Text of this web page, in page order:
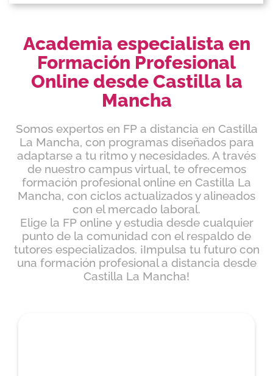
Academia especialista en
Formación Profesional
Online desde Castilla la
Mancha
Somos expertos en FP a distancia en Castilla
La Mancha, con programas diseñados para
adaptarse a tu ritmo y necesidades. A través
de nuestro campus virtual, te ofrecemos
formación profesional online en Castilla La
Mancha, con ciclos actualizados y alineados
con el mercado laboral.
Elige la FP online y estudia desde cualquier
punto de la comunidad con el respaldo de
tutores especializados. ¡Impulsa tu futuro con
una formación profesional a distancia desde
Castilla La Mancha!